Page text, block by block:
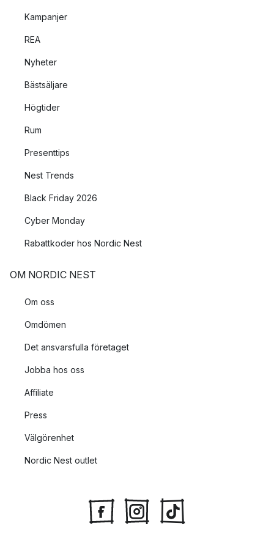
Kampanjer
REA
Nyheter
Bästsäljare
Högtider
Rum
Presenttips
Nest Trends
Black Friday 2026
Cyber Monday
Rabattkoder hos Nordic Nest
OM NORDIC NEST
Om oss
Omdömen
Det ansvarsfulla företaget
Jobba hos oss
Affiliate
Press
Välgörenhet
Nordic Nest outlet